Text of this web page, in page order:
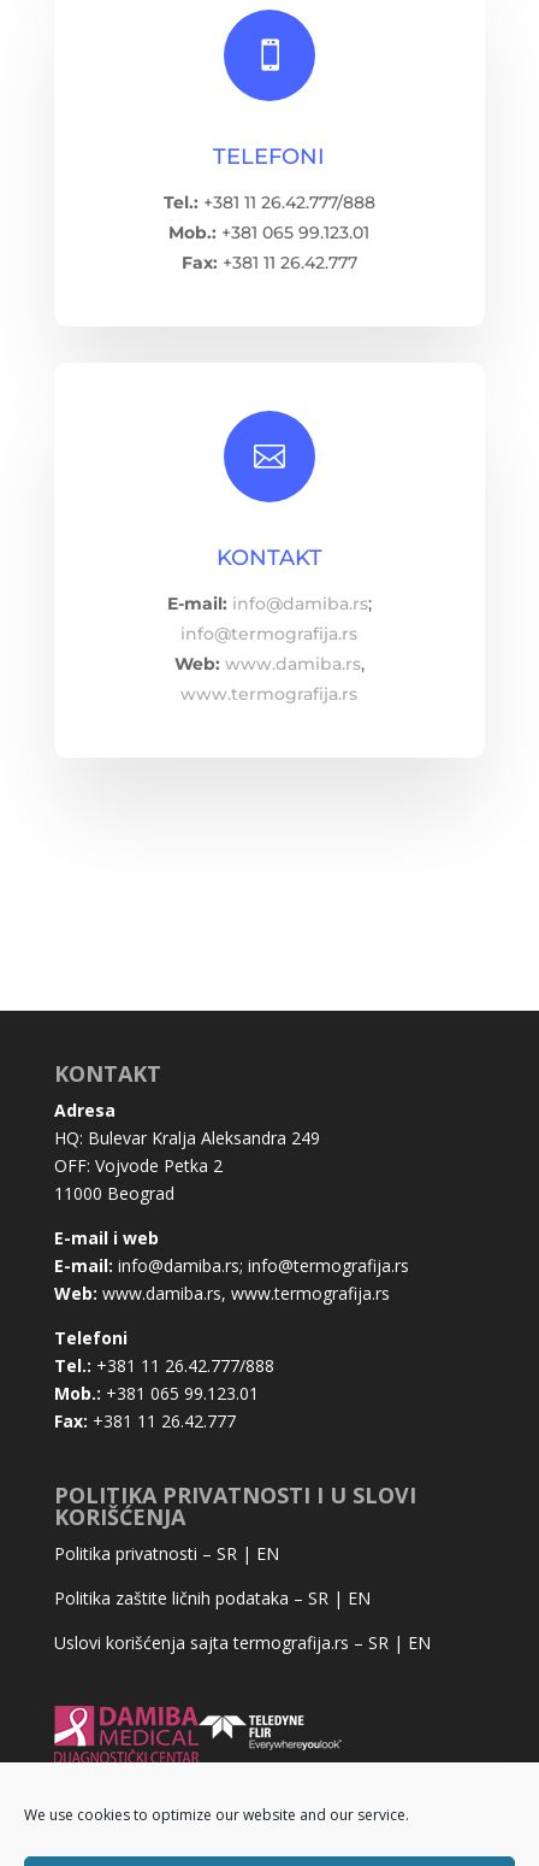
We use cookies to optimize our website and our service.

TELEFONI
Tel.: +381 11 26.42.777/888
Mob.: +381 065 99.123.01
Fax: +381 11 26.42.777

KONTAKT
E-mail: info@damiba.rs;
info@termografija.rs
Web: www.damiba.rs,
www.termografija.rs
KONTAKT
Adresa
HQ: Bulevar Kralja Aleksandra 249
OFF: Vojvode Petka 2
11000 Beograd
E-mail i web
E-mail: info@damiba.rs; info@termografija.rs
Web: www.damiba.rs, www.termografija.rs
Telefoni
Tel.: +381 11 26.42.777/888
Mob.: +381 065 99.123.01
Fax: +381 11 26.42.777
POLITIKA PRIVATNOSTI I U SLOVI
KORIŠĆENJA
Politika privatnosti – SR| EN
Politika zaštite ličnih podataka – SR| EN
Uslovi korišćenja sajta termografija.rs – SR| EN